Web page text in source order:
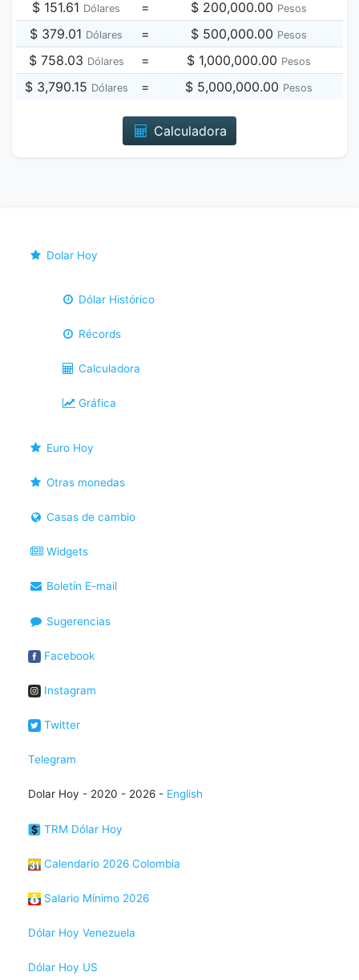
$ 151.61 Dólares = $ 200,000.00 Pesos
$ 379.01 Dólares = $ 500,000.00 Pesos
$ 758.03 Dólares = $ 1,000,000.00 Pesos
$ 3,790.15 Dólares = $ 5,000,000.00 Pesos
Calculadora
Dolar Hoy
Dólar Histórico
Récords
Calculadora
Gráfica
Euro Hoy
Otras monedas
Casas de cambio
Widgets
Boletín E-mail
Sugerencias
Facebook
Instagram
Twitter
Telegram
Dolar Hoy - 2020 - 2026 - English
TRM Dólar Hoy
Calendario 2026 Colombia
Salario Mínimo 2026
Dólar Hoy Venezuela
Dólar Hoy US